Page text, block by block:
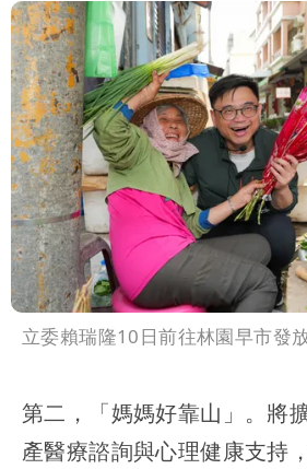
立委賴瑞隆10日前往林園早市發
第二，「媽媽好靠山」。將
產醫療諮詢與心理健康支持